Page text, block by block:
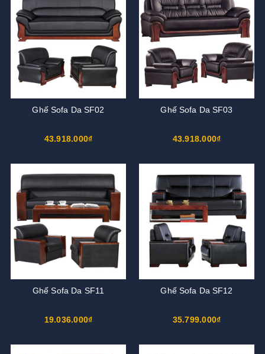
Ghế Sofa Da SF02
43.918.000₫
Ghế Sofa Da SF03
43.918.000₫
Ghế Sofa Da SF11
19.036.000₫
Ghế Sofa Da SF12
35.799.000₫